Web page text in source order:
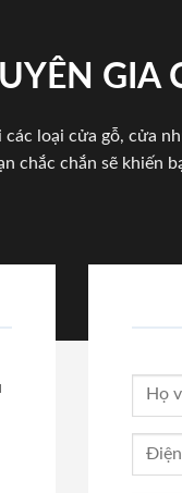
GIA
loại cửa gỗ, cửa
chắc chắn sẽ khiến